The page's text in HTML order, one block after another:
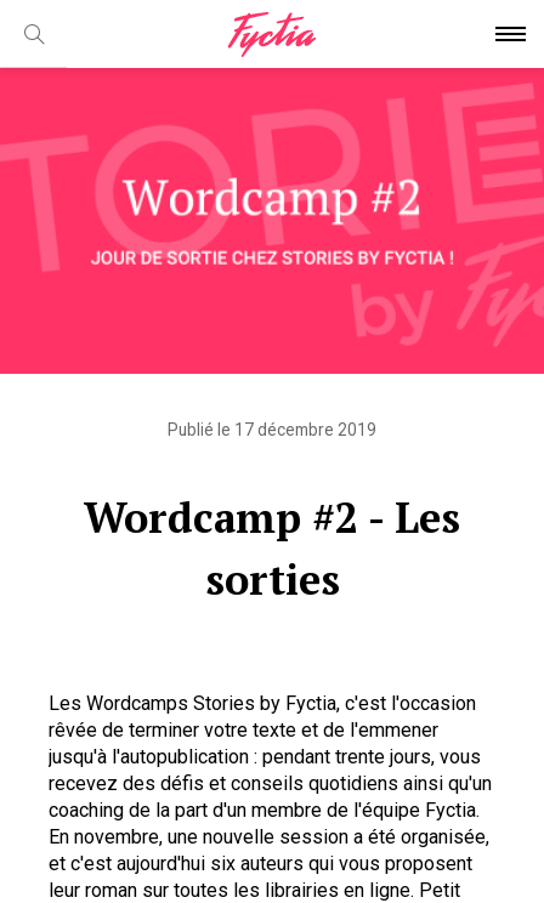
Wordcamp #2 - Les
sorties
Les Wordcamps Stories by Fyctia, c'est l'occasion
rêvée de terminer votre texte et de l'emmener
jusqu'à l'autopublication : pendant trente jours, vous
recevez des défis et conseils quotidiens ainsi qu'un
coaching de la part d'un membre de l'équipe Fyctia.
En novembre, une nouvelle session a été organisée,
et c'est aujourd'hui six auteurs qui vous proposent
leur roman sur toutes les librairies en ligne. Petit
Publié le 17 décembre 2019